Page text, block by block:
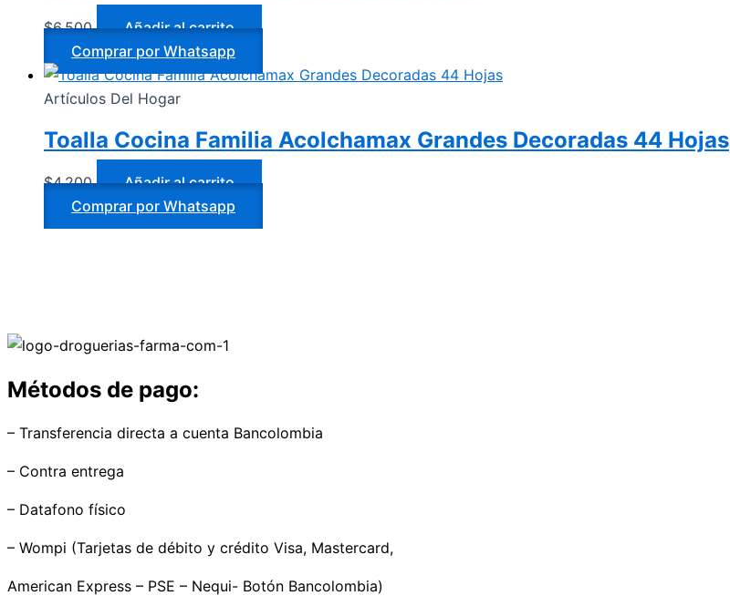
$6.500
Añadir al carrito
Comprar por Whatsapp
Artículos Del Hogar
Toalla Cocina Familia Acolchamax Grandes Decoradas 44 Hojas
$4.200
Añadir al carrito
Comprar por Whatsapp
Métodos de pago:
– Transferencia directa a cuenta Bancolombia
– Contra entrega
– Datafono físico
– Wompi (Tarjetas de débito y crédito Visa, Mastercard,
American Express – PSE – Nequi- Botón Bancolombia)